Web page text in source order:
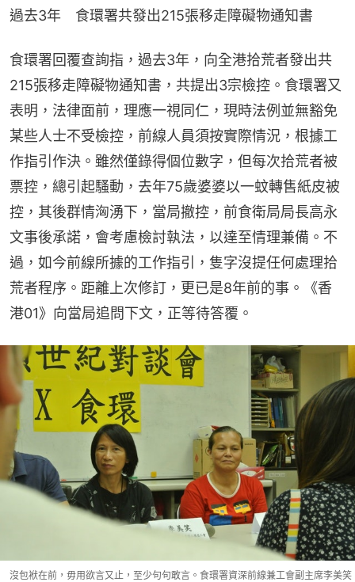
過去3年　食環署共發出215張移走障礙物通知書
食環署回覆查詢指，過去3年，向全港拾荒者發出共
215張移走障礙物通知書，共提出3宗檢控。食環署又
表明，法律面前，理應一視同仁，現時法例並無豁免
某些人士不受檢控，前線人員須按實際情況，根據工
作指引作決。雖然僅錄得個位數字，但每次拾荒者被
票控，總引起騷動，去年75歲婆婆以一蚊轉售紙皮被
控，其後群情洶湧下，當局撤控，前食衛局局長高永
文事後承諾，會考慮檢討執法，以達至情理兼備。不
過，如今前線所據的工作指引，隻字沒提任何處理拾
荒者程序。距離上次修訂，更已是8年前的事。《香
港01》向當局追問下文，正等待答覆。
沒包袱在前，毋用欲言又止，至少句句敢言。食環署資深前線兼工會副主席李美笑